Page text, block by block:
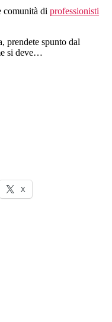
comunità di professionisti
prendete spunto dal
si deve…
X